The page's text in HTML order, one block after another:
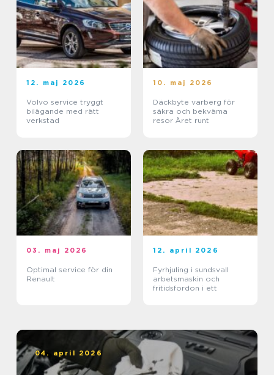
12. maj 2026
Volvo service tryggt
bilägande med rätt
verkstad
10. maj 2026
Däckbyte varberg för
säkra och bekväma
resor Året runt
03. maj 2026
Optimal service för din
Renault
12. april 2026
Fyrhjuling i sundsvall
arbetsmaskin och
fritidsfordon i ett
04. april 2026